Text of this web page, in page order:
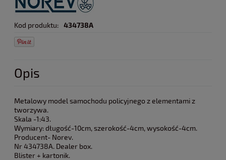
Kod produktu: 434738A
Opis
Metalowy model samochodu policyjnego z elementami z
tworzywa.
Skala -1:43.
Wymiary: długość-10cm, szerokość-4cm, wysokość-4cm.
Producent- Norev.
Nr 434738A. Dealer box.
Blister + kartonik.